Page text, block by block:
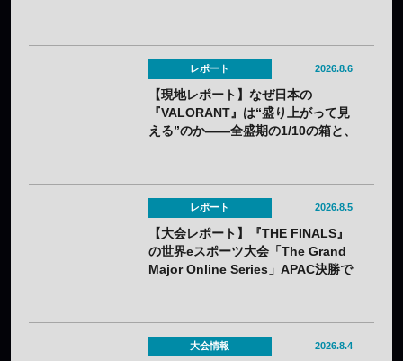
レポート 2026.8.6
【現地レポート】なぜ日本の
『VALORANT』は“盛り上がって見
える”のか——全盛期の1/10の箱と、
レポート 2026.8.5
【大会レポート】『THE FINALS』
の世界eスポーツ大会「The Grand
Major Online Series」APAC決勝で
大会情報 2026.8.4